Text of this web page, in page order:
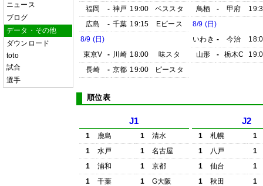
ニュース
ブログ
データ・その他
ダウンロード
toto
試合
選手
福岡
- 神戸 19:00
ベススタ
広島
- 千葉 19:15
Eピース
8/9 (日)
東京V
- 川崎 18:00
味スタ
長崎
- 京都 19:00 ピースタ
鳥栖
- 甲府
8/9 (日)
いわき - 今治
山形
- 栃木C
順位表
J1
1 鹿島 1
清水
1
水戸 1
名古屋
1
浦和 1
京都
1
千葉 1
G大阪
J2
1 札幌
1
1
八戸
1
1
仙台
1
1
秋田
1